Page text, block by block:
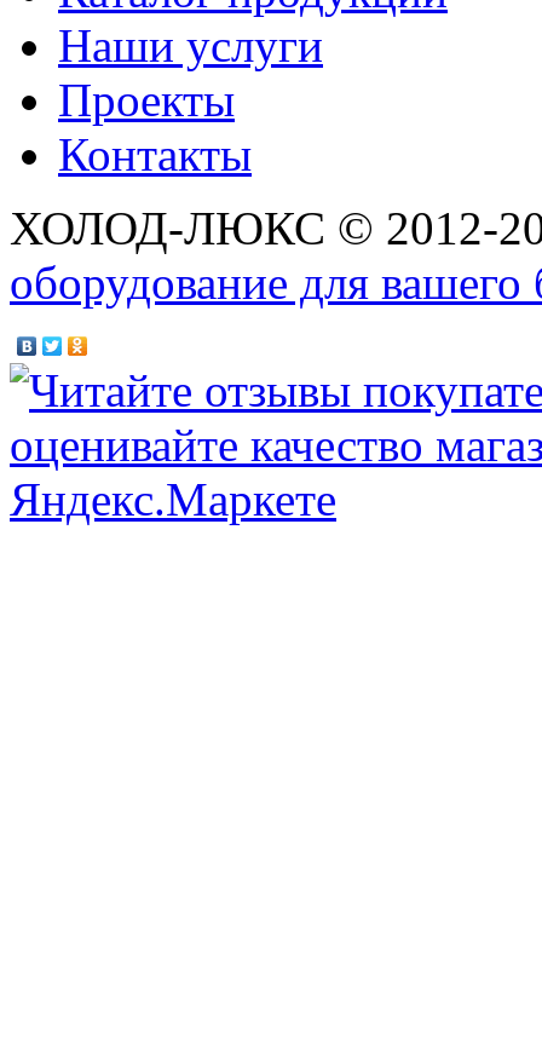
Наши услуги
Проекты
Контакты
ХОЛОД-ЛЮКС © 2012-
оборудование для вашего